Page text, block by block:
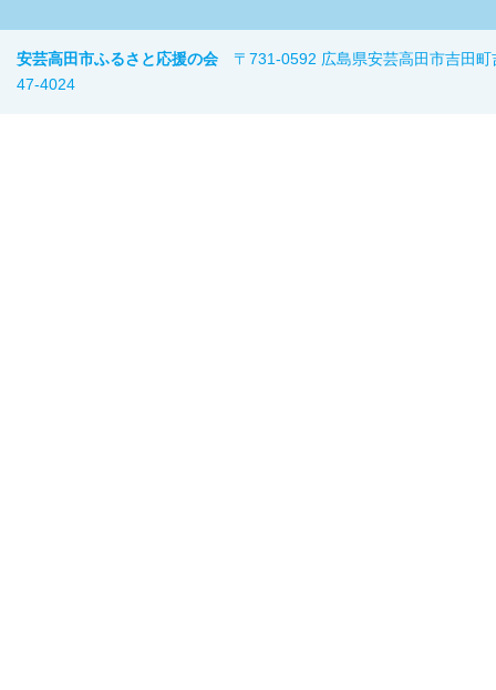
安芸高田市ふるさと応援の会 〒731-0592 広島県安芸高田市吉田
47-4024